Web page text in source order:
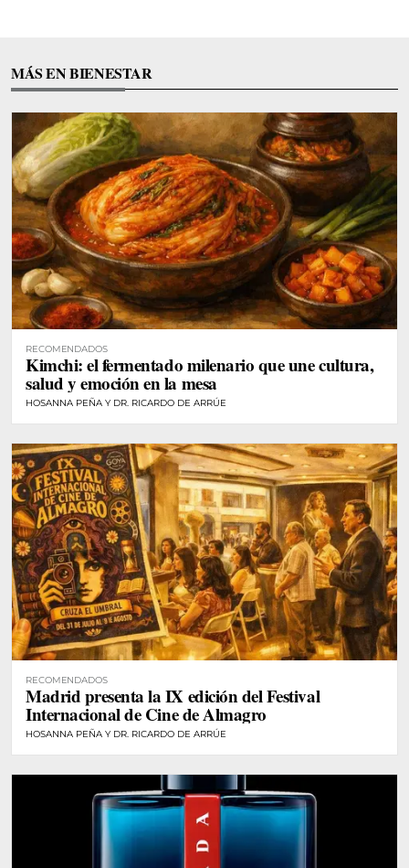
MÁS EN BIENESTAR
RECOMENDADOS
Kimchi: el fermentado milenario que une cultura,
salud y emoción en la mesa
HOSANNA PEÑA Y DR. RICARDO DE ARRÚE
RECOMENDADOS
Madrid presenta la IX edición del Festival
Internacional de Cine de Almagro
HOSANNA PEÑA Y DR. RICARDO DE ARRÚE